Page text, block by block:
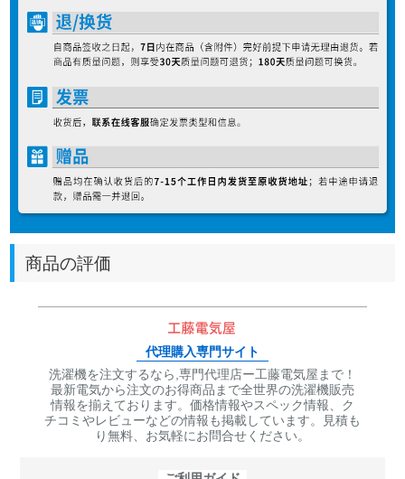
商品の評価
代理購入専門サイト
洗濯機を注文するなら,専門代理店ー工藤電気屋まで！
最新電気から注文のお得商品まで全世界の洗濯機販売
情報を揃えております。価格情報やスペック情報、ク
チコミやレビューなどの情報も掲載しています。見積も
り無料、お気軽にお問合せください。